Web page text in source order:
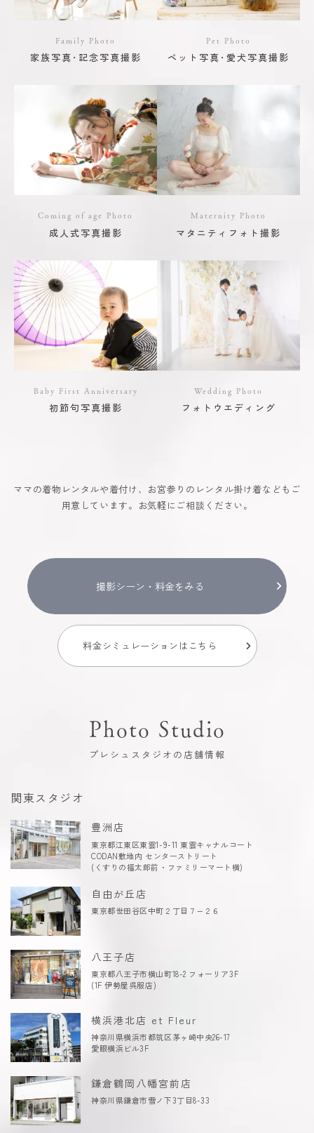
Family Photo
家族写真･記念写真撮影
Pet Photo
ペット写真･愛犬写真撮影
Coming of age Photo
成人式写真撮影
Maternity Photo
マタニティフォト撮影
Baby First Anniversary
初節句写真撮影
Wedding Photo
フォトウエディング
ママの着物レンタルや着付け、お宮参りのレンタル掛け着などもご
用意しています。お気軽にご相談ください。
撮影シーン・料金をみる
料金シミュレーションはこちら
Photo Studio
プレシュスタジオの店舗情報
関東スタジオ
豊洲店
東京都江東区東雲1-9-11 東雲キャナルコート
CODAN敷地内 センターストリート
(くすりの福太郎前・ファミリーマート横)
自由が丘店
東京都世田谷区中町２丁目７−２６
八王子店
東京都八王子市横山町18-2 フォーリア3F
(1F 伊勢屋呉服店)
横浜港北店 et Fleur
神奈川県横浜市都筑区茅ヶ崎中央26-17
愛眼横浜ビル3F
鎌倉鶴岡八幡宮前店
神奈川県鎌倉市雪ノ下3丁目8-33